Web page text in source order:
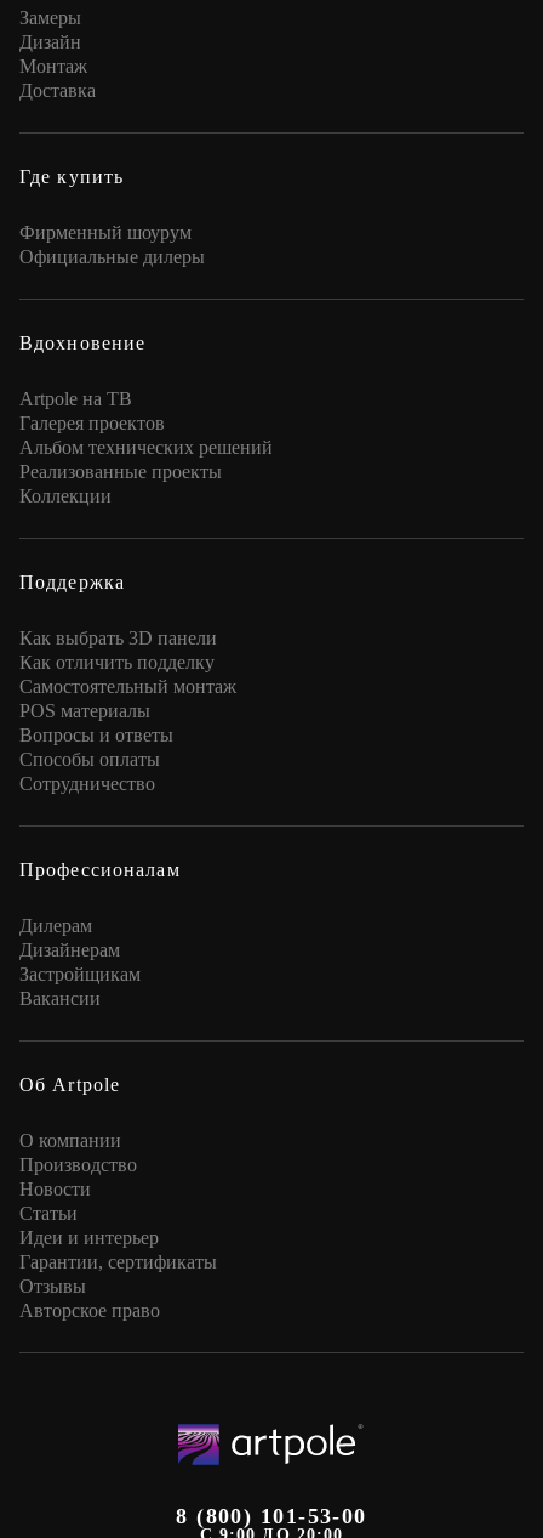
Замеры
Дизайн
Монтаж
Доставка
Где купить
Фирменный шоурум
Официальные дилеры
Вдохновение
Artpole на ТВ
Галерея проектов
Альбом технических решений
Реализованные проекты
Коллекции
Поддержка
Как выбрать 3D панели
Как отличить подделку
Самостоятельный монтаж
POS материалы
Вопросы и ответы
Способы оплаты
Сотрудничество
Профессионалам
Дилерам
Дизайнерам
Застройщикам
Вакансии
Об Artpole
О компании
Производство
Новости
Статьи
Идеи и интерьер
Гарантии, сертификаты
Отзывы
Авторское право
8 (800) 101-53-00